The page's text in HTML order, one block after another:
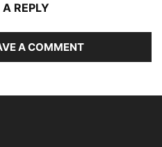
REPLY
A COMMENT